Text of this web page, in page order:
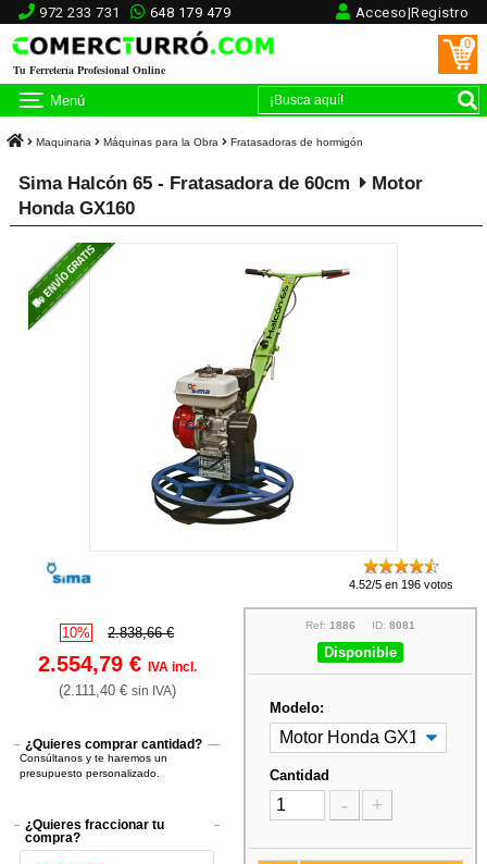
972 233 731 648 179 479 Acceso|Registro
Tu Ferretería Profesional Online
0
Menú
Maquinaria Máquinas para la Obra Fratasadoras de hormigón
Sima Halcón 65 - Fratasadora de 60cm
Motor
Honda GX160
4.52/5 en 196 votos
10% 2.838,66 €
2.554,79 € IVA incl.
(2.111,40 € sin IVA)
¿Quieres comprar cantidad?
Consúltanos y te haremos un
presupuesto personalizado.
¿Quieres fraccionar tu
compra?
Ref: 1886 ID: 8081
Disponible
Modelo:
Cantidad
- +